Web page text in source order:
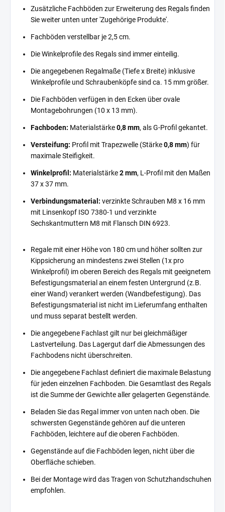
Zusätzliche Fachböden zur Erweiterung des Regals finden
Sie weiter unten unter 'Zugehörige Produkte'.
Fachböden verstellbar je 2,5 cm.
Die Winkelprofile des Regals sind immer einteilig.
Die angegebenen Regalmaße (Tiefe x Breite) inklusive
Winkelprofile und Schraubenköpfe sind ca. 15 mm größer.
Die Fachböden verfügen in den Ecken über ovale
Montagebohrungen (10 x 13 mm).
Fachboden: Materialstärke0,8 mm, als G-Profil gekantet.
Versteifung: Profil mit Trapezwelle (Stärke0,8 mm) für
maximale Steifigkeit.
Winkelprofil: Materialstärke2 mm, L-Profil mit den Maßen
37 x 37 mm.
Verbindungsmaterial: verzinkte Schrauben M8 x 16 mm
mit Linsenkopf ISO 7380-1 und verzinkte
Sechskantmuttern M8 mit Flansch DIN 6923.
Regale mit einer Höhe von 180 cm und höher sollten zur
Kippsicherung an mindestens zwei Stellen (1x pro
Winkelprofil) im oberen Bereich des Regals mit geeignetem
Befestigungsmaterial an einem festen Untergrund (z.B.
einer Wand) verankert werden (Wandbefestigung). Das
Befestigungsmaterial ist nicht im Lieferumfang enthalten
und muss separat bestellt werden.
Die angegebene Fachlast gilt nur bei gleichmäßiger
Lastverteilung. Das Lagergut darf die Abmessungen des
Fachbodens nicht überschreiten.
Die angegebene Fachlast definiert die maximale Belastung
für jeden einzelnen Fachboden. Die Gesamtlast des Regals
ist die Summe der Gewichte aller gelagerten Gegenstände.
Beladen Sie das Regal immer von unten nach oben. Die
schwersten Gegenstände gehören auf die unteren
Fachböden, leichtere auf die oberen Fachböden.
Gegenstände auf die Fachböden legen, nicht über die
Oberfläche schieben.
Bei der Montage wird das Tragen von Schutzhandschuhen
empfohlen.